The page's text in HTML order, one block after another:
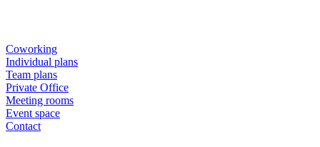
Coworking
Individual plans
Team plans
Private Office
Meeting rooms
Event space
Contact